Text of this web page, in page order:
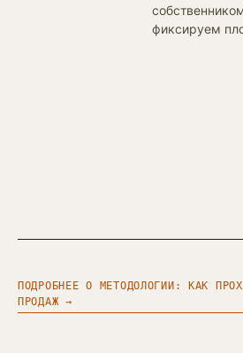
фиксируем
ПОДРОБНЕЕ О МЕТОДОЛОГИИ: КАК
ПРОДАЖ →